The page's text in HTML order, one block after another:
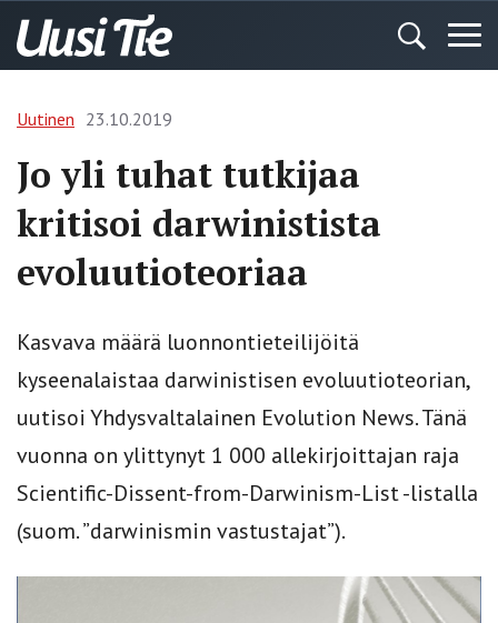
Uutinen 23.10.2019
Jo yli tuhat tutkijaa
kritisoi darwinistista
evoluutioteoriaa
Kasvava määrä luonnontieteilijöitä
kyseenalaistaa darwinistisen evoluutioteorian,
uutisoi Yhdysvaltalainen Evolution News. Tänä
vuonna on ylittynyt 1 000 allekirjoittajan raja
Scientific-Dissent-from-Darwinism-List -listalla
(suom. ”darwinismin vastustajat”).